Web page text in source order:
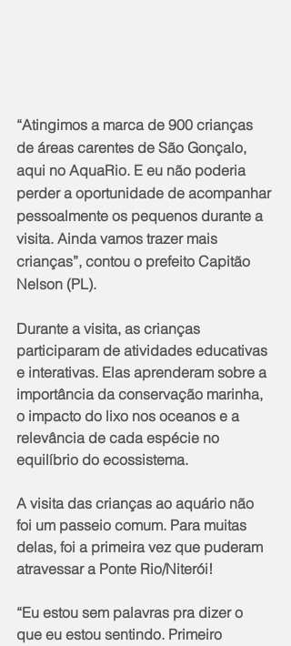
“Atingimos a marca de 900 crianças
de áreas carentes de São Gonçalo,
aqui no AquaRio. E eu não poderia
perder a oportunidade de acompanhar
pessoalmente os pequenos durante a
visita. Ainda vamos trazer mais
crianças”, contou o prefeito Capitão
Nelson (PL).
Durante a visita, as crianças
participaram de atividades educativas
e interativas. Elas aprenderam sobre a
importância da conservação marinha,
o impacto do lixo nos oceanos e a
relevância de cada espécie no
equilíbrio do ecossistema.
A visita das crianças ao aquário não
foi um passeio comum. Para muitas
delas, foi a primeira vez que puderam
atravessar a Ponte Rio/Niterói!
“Eu estou sem palavras pra dizer o
que eu estou sentindo. Primeiro